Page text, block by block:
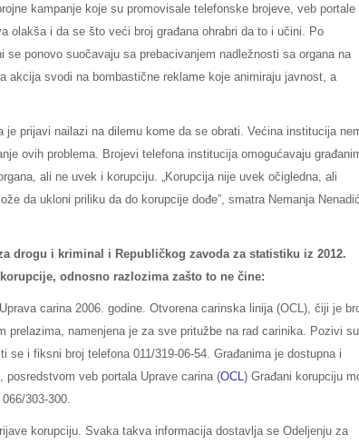
kampanje koje su promovisale telefonske brojeve, veb portale
olakša i da se što veći broj građana ohrabri da to i učini. Po
ponovo suočavaju sa prebacivanjem nadležnosti sa organa na
akcija svodi na bombastične reklame koje animiraju javnost, a
prijavi nailazi na dilemu kome da se obrati. Većina institucija
ovih problema. Brojevi telefona institucija omogućavaju
ali ne uvek i korupciju. „Korupcija nije uvek očigledna, ali
da ukloni priliku da do korupcije dođe”, smatra Nemanja
drogu i kriminal i Republičkog zavoda za statistiku iz 2012.
odnosno razlozima zašto to ne čine:
carina 2006. godine. Otvorena carinska linija (OCL), čiji je
prelazima, namenjena je za sve pritužbe na rad carinika. Pozivi su
i fiksni broj telefona 011/319-06-54. Građanima je dostupna i
veb portala Uprave carina (OCL ) Građani korupciju
303-300.
korupciju. Svaka takva informacija dostavlja se Odeljenju za